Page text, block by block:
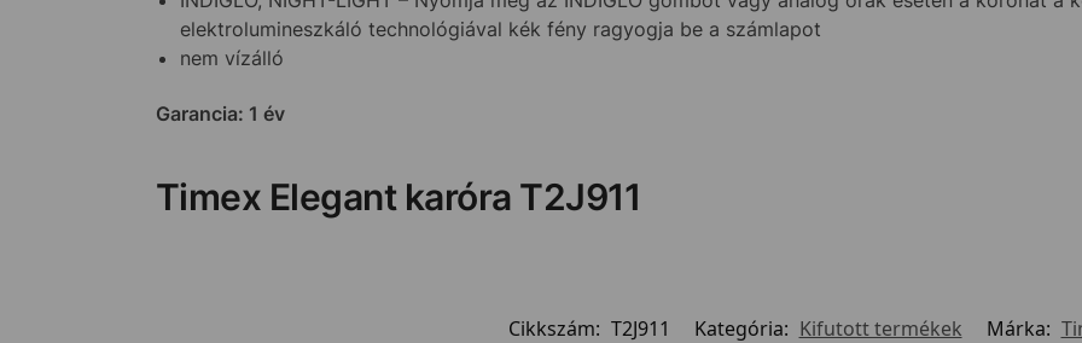
elektrolumineszkáló technológiával kék fény ragyogja be a számlapot
nem vízálló
Garancia: 1 év
Timex Elegant karóra T2J911
Cikkszám: T2J911 Kategória: Kifutott termékek Márka: